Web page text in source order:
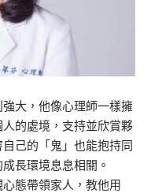
大，他像心理師一樣擁
的處境，支持並欣賞夥
己的「鬼」也能抱持同
長環境息息相關。
態帶領家人，教他用